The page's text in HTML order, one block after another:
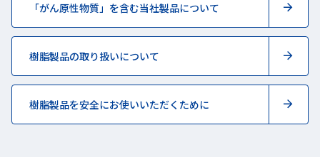
「がん原性物質」を含む当社製品について
樹脂製品の取り扱いについて
樹脂製品を安全にお使いいただくために